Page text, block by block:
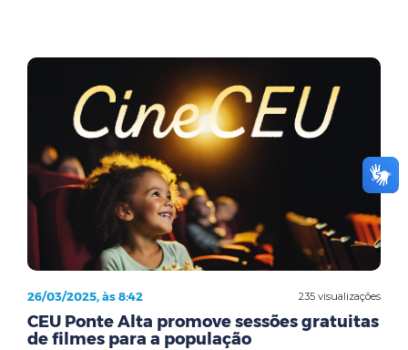
235 visualizações
26/03/2025, às 8:42
CEU Ponte Alta promove sessões gratuitas
de filmes para a população